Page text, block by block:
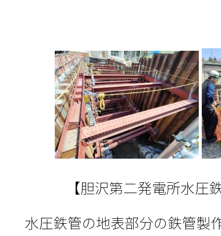
【胆沢第二発電所水圧
水圧鉄管の地表部分の鉄管製